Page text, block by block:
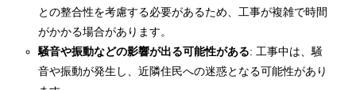
との整合性を考慮する必要があるため、工事が複雑で時間
がかかる場合があります。
騒音や振動などの影響が出る可能性がある: 工事中は、騒
音や振動が発生し、近隣住民への迷惑となる可能性があり